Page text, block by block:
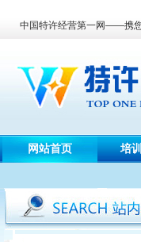
中国特许经营第一网——携
网站首页 培